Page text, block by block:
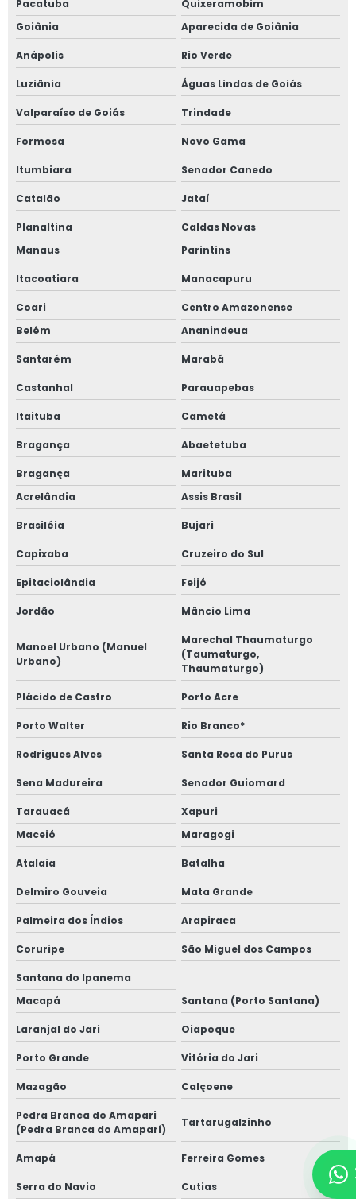
Pacatuba
Quixeramobim
Goiânia
Aparecida de Goiânia
Anápolis Rio Verde
Luziânia Águas Lindas de Goiás
Valparaíso de Goiás Trindade
Formosa Novo Gama
Itumbiara Senador Canedo
Catalão Jataí
Planaltina
Caldas Novas
Manaus
Parintins
Itacoatiara Manacapuru
Coari
Centro Amazonense
Belém
Ananindeua
Santarém Marabá
Castanhal Parauapebas
Itaituba Cametá
Bragança Abaetetuba
Bragança
Marituba
Acrelândia
Assis Brasil
Brasiléia Bujari
Capixaba Cruzeiro do Sul
Epitaciolândia Feijó
Jordão Mâncio Lima
Manoel Urbano (Manuel
Urbano)
Marechal Thaumaturgo
(Taumaturgo,
Thaumaturgo)
Plácido de Castro Porto Acre
Porto Walter Rio Branco*
Rodrigues Alves Santa Rosa do Purus
Sena Madureira Senador Guiomard
Tarauacá
Xapuri
Maceió
Maragogi
Atalaia Batalha
Delmiro Gouveia Mata Grande
Palmeira dos Índios Arapiraca
Coruripe São Miguel dos Campos
Santana do Ipanema
Macapá
Santana (Porto Santana)
Laranjal do Jari Oiapoque
Porto Grande Vitória do Jari
Mazagão Calçoene
Pedra Branca do Amapari
(Pedra Branca do Amaparí)
Tartarugalzinho
Amapá Ferreira Gomes
Serra do Navio Cutias